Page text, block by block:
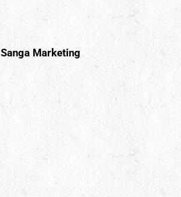
Sanga Marketing